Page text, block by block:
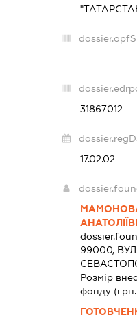
-
31867012
17.02.02
99000,
Розмір
фонду